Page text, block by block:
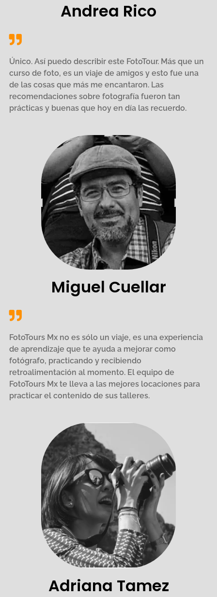
Andrea Rico
Único. Así puedo describir este FotoTour. Más que un
curso de foto, es un viaje de amigos y esto fue una
de las cosas que más me encantaron. Las
recomendaciones sobre fotografía fueron tan
prácticas y buenas que hoy en día las recuerdo.
Miguel Cuellar
FotoTours Mx no es sólo un viaje, es una experiencia
de aprendizaje que te ayuda a mejorar como
fotógrafo, practicando y recibiendo
retroalimentación al momento. El equipo de
FotoTours Mx te lleva a las mejores locaciones para
practicar el contenido de sus talleres.
Adriana Tamez